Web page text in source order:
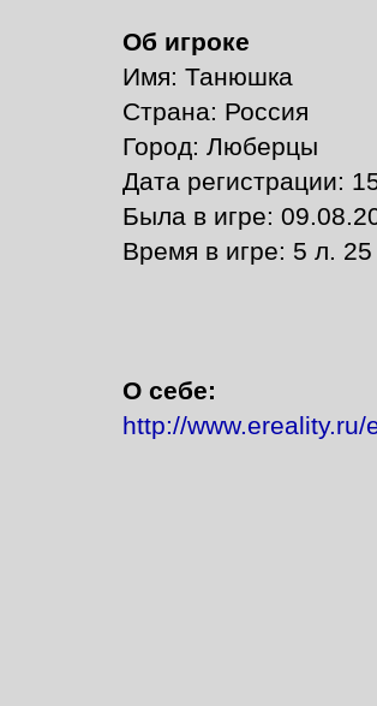
Об игроке
Имя: Танюшка
Страна: Россия
Город: Люберцы
Дата регистрации:
Былa в игре:
Время в игре: 5 л.
О себе:
http://www.ereality.ru/